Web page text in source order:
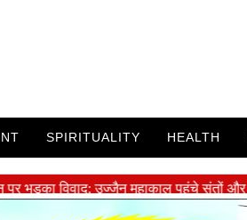
SPIRITUALITY HEALTH